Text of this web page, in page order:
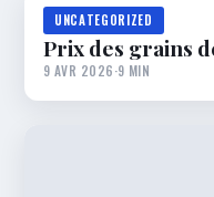
UNCATEGORIZED
Prix des grains
9 AVR 2026·9 MIN